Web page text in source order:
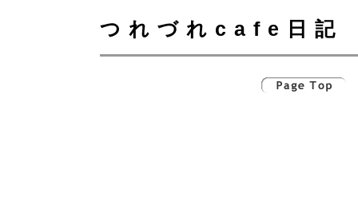
つれづれcafe日記